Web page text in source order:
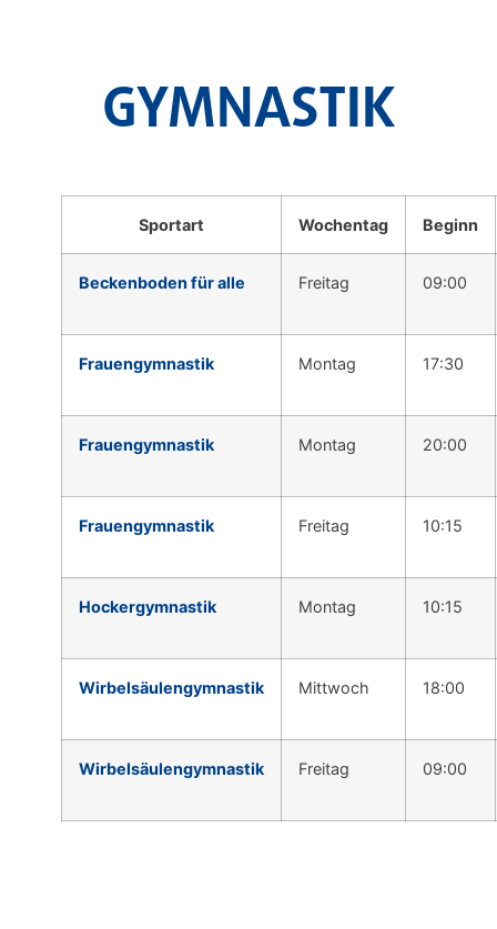
GYMNASTIK
Sportart Wochentag Beginn
Beckenboden für alle Freitag 09:00
Frauengymnastik Montag 17:30
Frauengymnastik Montag 20:00
Frauengymnastik Freitag 10:15
Hockergymnastik Montag 10:15
Wirbelsäulengymnastik Mittwoch 18:00
Wirbelsäulengymnastik Freitag 09:00